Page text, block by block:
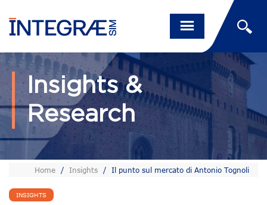
Insights &
Research
Home / Insights / Il punto sul mercato di Antonio Tognoli
INSIGHTS